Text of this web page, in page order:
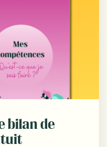
bilan de